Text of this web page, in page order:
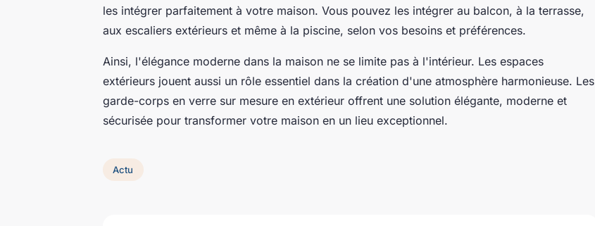
les intégrer parfaitement à votre maison. Vous pouvez les intégrer au balcon, à la terrasse,
aux escaliers extérieurs et même à la piscine, selon vos besoins et préférences.
Ainsi, l'élégance moderne dans la maison ne se limite pas à l'intérieur. Les espaces
extérieurs jouent aussi un rôle essentiel dans la création d'une atmosphère harmonieuse. Les
garde-corps en verre sur mesure en extérieur offrent une solution élégante, moderne et
sécurisée pour transformer votre maison en un lieu exceptionnel.
Actu